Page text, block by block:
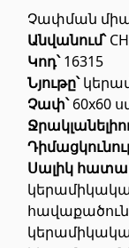
Լամինատե
Փայտե
Բամբուկե
Հատակ
Բոլորը
Պատերի
Չափման
Անվանում՝
Կոդ՝16315
Նյութը՝
Չափ՝60x60
Սալիկ